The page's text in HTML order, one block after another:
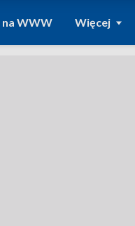
na WWW Więcej